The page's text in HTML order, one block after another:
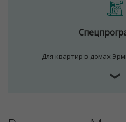
Для квартир в домах
❯
Для обеспечения удобства